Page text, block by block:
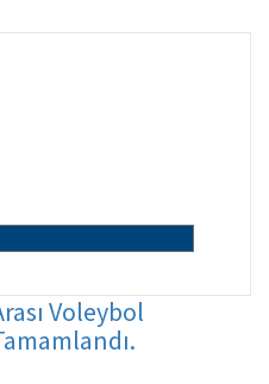
Voleybol